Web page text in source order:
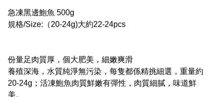
急凍黑邊鮑魚 500g
規格/Size:（20-24g)大約22-24pcs
份量足肉質厚，個大肥美，細嫩爽滑
養殖深海，水質純淨無污染，每隻都係精挑細選，重量約
20-24g；活凍鮑魚肉質鮮嫩有彈性，肉質細膩，味道鮮
美。